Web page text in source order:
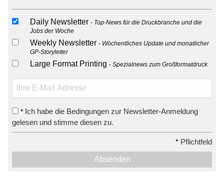
Daily Newsletter
Top-News für die Druckbranche und die
Jobs der Woche
Weekly Newsletter
Wöchentliches Update und monatlicher
GP-Storyletter
Large Format Printing Spezialnews zum Großformatdruck
* Ich habe die Bedingungen zur Newsletter-Anmeldung
gelesen und stimme diesen zu.
* Pflichtfeld
Absenden